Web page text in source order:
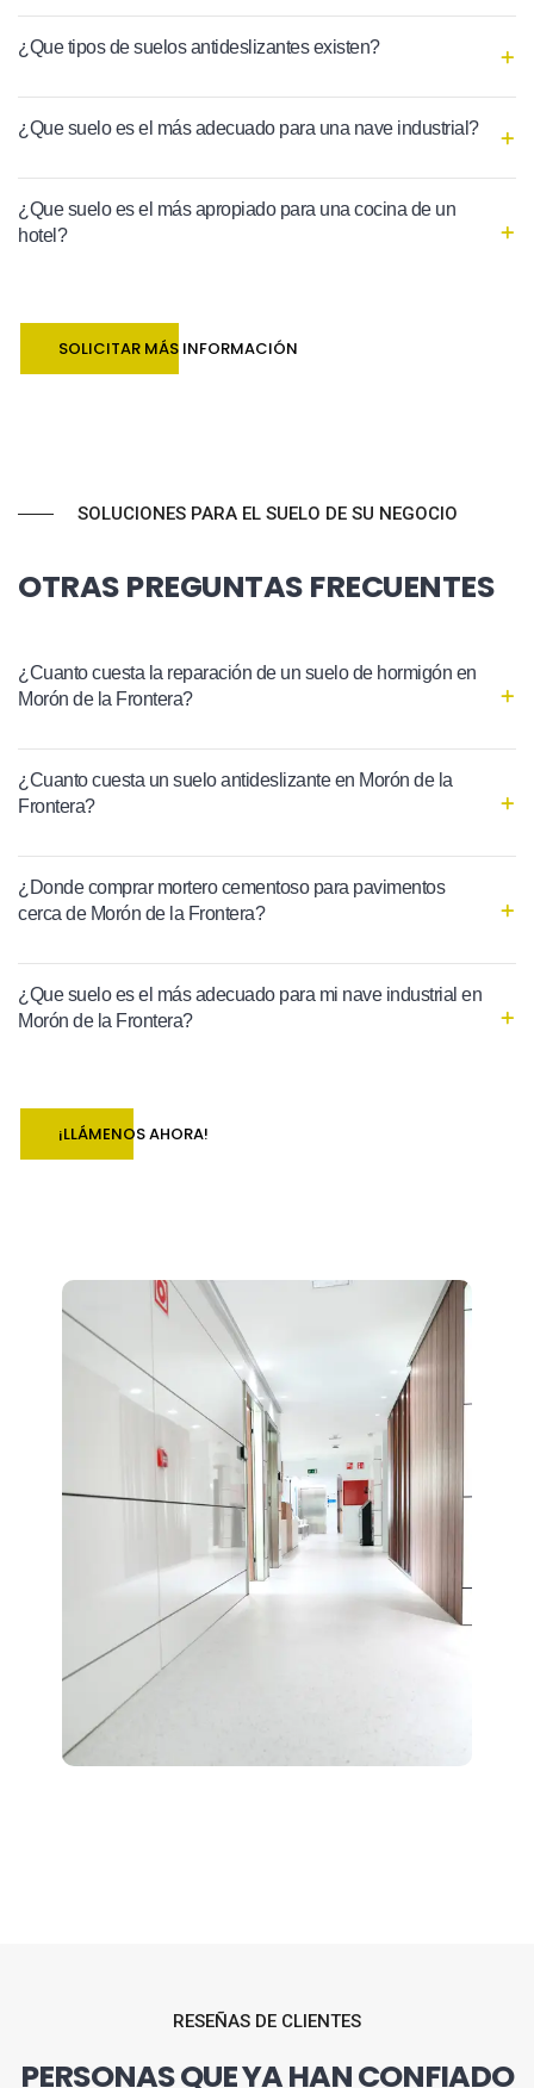
¿Que tipos de suelos antideslizantes existen?
¿Que suelo es el más adecuado para una nave industrial?
¿Que suelo es el más apropiado para una cocina de un
hotel?
SOLICITAR MÁS INFORMACIÓN
SOLUCIONES PARA EL SUELO DE SU NEGOCIO
OTRAS PREGUNTAS FRECUENTES
¿Cuanto cuesta la reparación de un suelo de hormigón en
Morón de la Frontera?
¿Cuanto cuesta un suelo antideslizante en Morón de la
Frontera?
¿Donde comprar mortero cementoso para pavimentos
cerca de Morón de la Frontera?
¿Que suelo es el más adecuado para mi nave industrial en
Morón de la Frontera?
¡LLÁMENOS AHORA!
RESEÑAS DE CLIENTES
PERSONAS QUE YA HAN CONFIADO